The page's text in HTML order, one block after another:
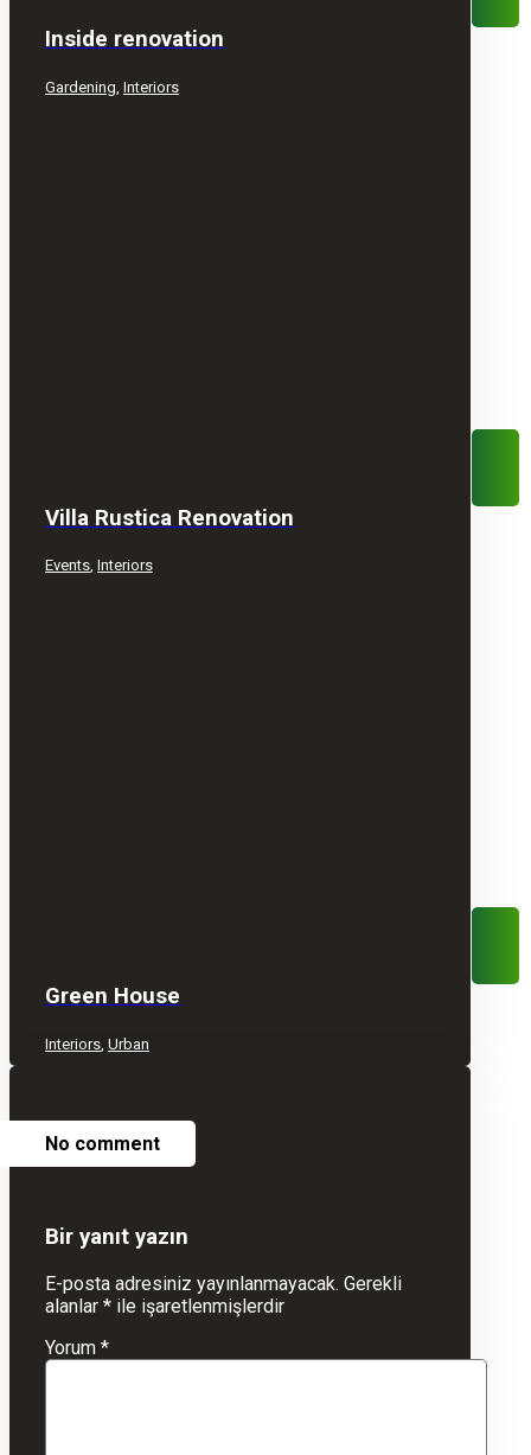
Inside renovation
Gardening Interiors
Villa Rustica Renovation
Events, Interiors
Green House
Interiors Urban
No comment
Bir yanıt yazın
E-posta adresiniz yayınlanmayacak. Gerekli
alanlar * ile işaretlenmişlerdir
Yorum *